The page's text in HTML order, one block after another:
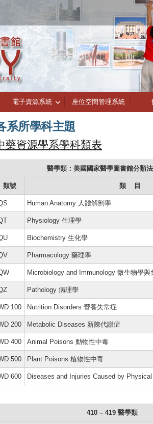
電子資源系統 座位空間管理系統
系所學科主題
藥資源學系學科類表
醫學類：美國國家醫學圖書館分類
類號 類 目
Human Anatomy 人體解剖學
Physiology 生理學
Biochemistry 生化學
Pharmacology 藥理學
Microbiology and Immunology 微生物學與
Pathology 病理學
100 Nutrition Disorders 營養失常症
200 Metabolic Diseases 新陳代謝症
400 Animal Poisons 動物性中毒
500 Plant Poisons 植物性中毒
600 Diseases and Injuries Caused by
410 – 419 醫學類